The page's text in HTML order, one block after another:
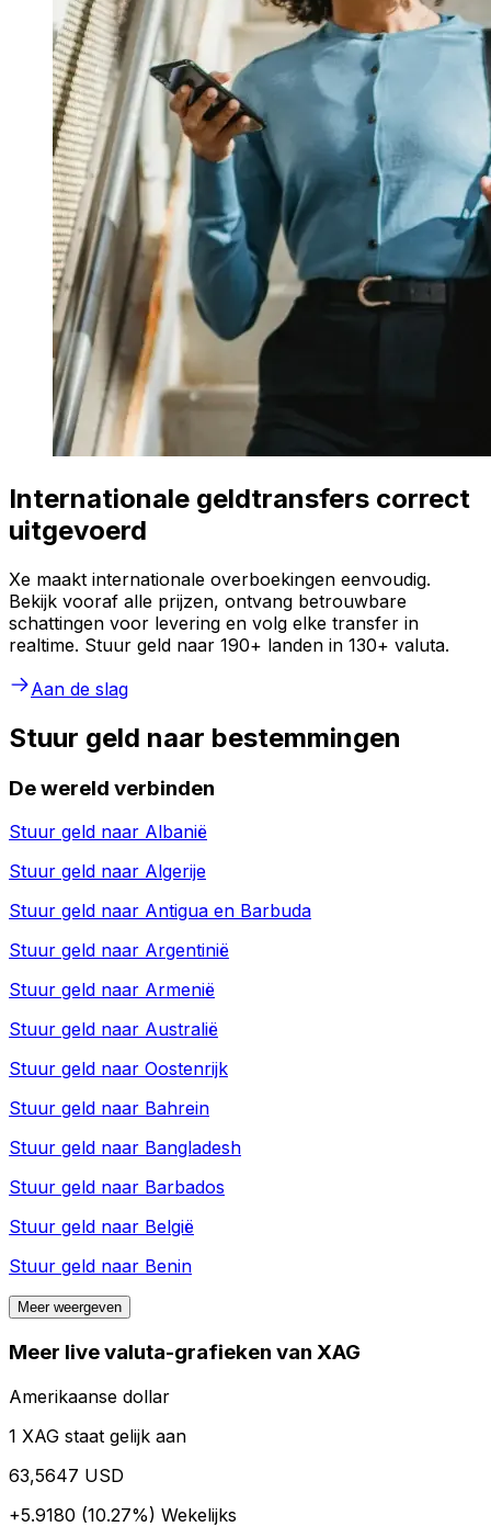
Internationale geldtransfers correct
uitgevoerd
Xe maakt internationale overboekingen eenvoudig.
Bekijk vooraf alle prijzen, ontvang betrouwbare
schattingen voor levering en volg elke transfer in
realtime. Stuur geld naar 190+ landen in 130+ valuta.
Aan de slag
Stuur geld naar bestemmingen
De wereld verbinden
Stuur geld naar Albanië
Stuur geld naar Algerije
Stuur geld naar Antigua en Barbuda
Stuur geld naar Argentinië
Stuur geld naar Armenië
Stuur geld naar Australië
Stuur geld naar Oostenrijk
Stuur geld naar Bahrein
Stuur geld naar Bangladesh
Stuur geld naar Barbados
Stuur geld naar België
Stuur geld naar Benin
Meer weergeven
Meer live valuta-grafieken van XAG
Amerikaanse dollar
1 XAG staat gelijk aan
63,5647 USD
+5.9180 (10.27%) Wekelijks